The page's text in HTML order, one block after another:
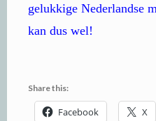
gelukkige Nederlandse
kan dus wel!
Share this:
Facebook X